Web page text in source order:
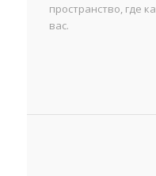
пространство, где
вас.